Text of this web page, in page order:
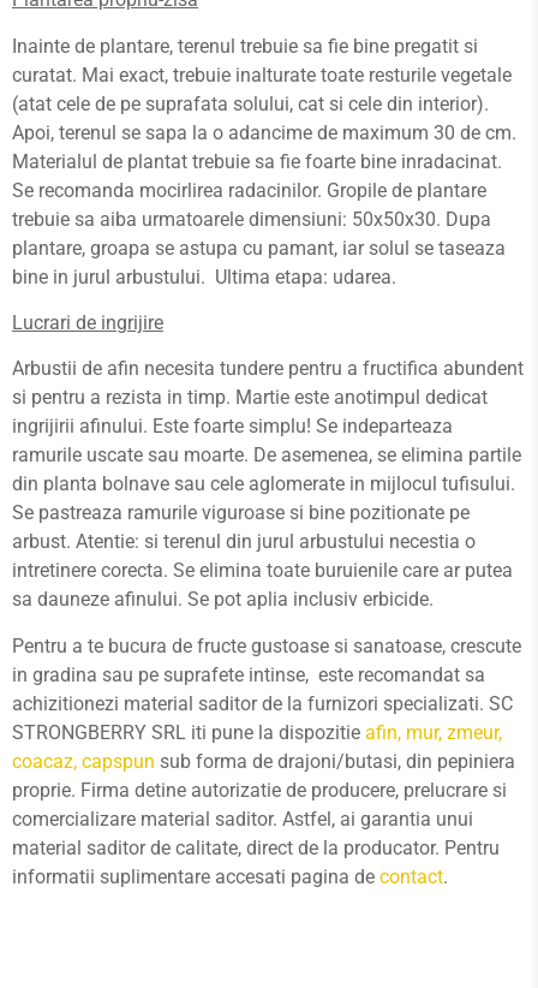
Inainte de plantare, terenul trebuie sa fie bine pregatit si
curatat. Mai exact, trebuie inalturate toate resturile vegetale
(atat cele de pe suprafata solului, cat si cele din interior).
Apoi, terenul se sapa la o adancime de maximum 30 de cm.
Materialul de plantat trebuie sa fie foarte bine inradacinat.
Se recomanda mocirlirea radacinilor. Gropile de plantare
trebuie sa aiba urmatoarele dimensiuni: 50x50x30. Dupa
plantare, groapa se astupa cu pamant, iar solul se taseaza
bine in jurul arbustului. Ultima etapa: udarea.
Lucrari de ingrijire
Arbustii de afin necesita tundere pentru a fructifica abundent
si pentru a rezista in timp. Martie este anotimpul dedicat
ingrijirii afinului. Este foarte simplu! Se indeparteaza
ramurile uscate sau moarte. De asemenea, se elimina partile
din planta bolnave sau cele aglomerate in mijlocul tufisului.
Se pastreaza ramurile viguroase si bine pozitionate pe
arbust. Atentie: si terenul din jurul arbustului necestia o
intretinere corecta. Se elimina toate buruienile care ar putea
sa dauneze afinului. Se pot aplia inclusiv erbicide.
Pentru a te bucura de fructe gustoase si sanatoase, crescute
in gradina sau pe suprafete intinse, este recomandat sa
achizitionezi material saditor de la furnizori specializati. SC
STRONGBERRY SRL iti pune la dispozitie afin, mur, zmeur,
coacaz, capspun sub forma de drajoni/butasi, din pepiniera
proprie. Firma detine autorizatie de producere, prelucrare si
comercializare material saditor. Astfel, ai garantia unui
material saditor de calitate, direct de la producator. Pentru
informatii suplimentare accesati pagina de contact.